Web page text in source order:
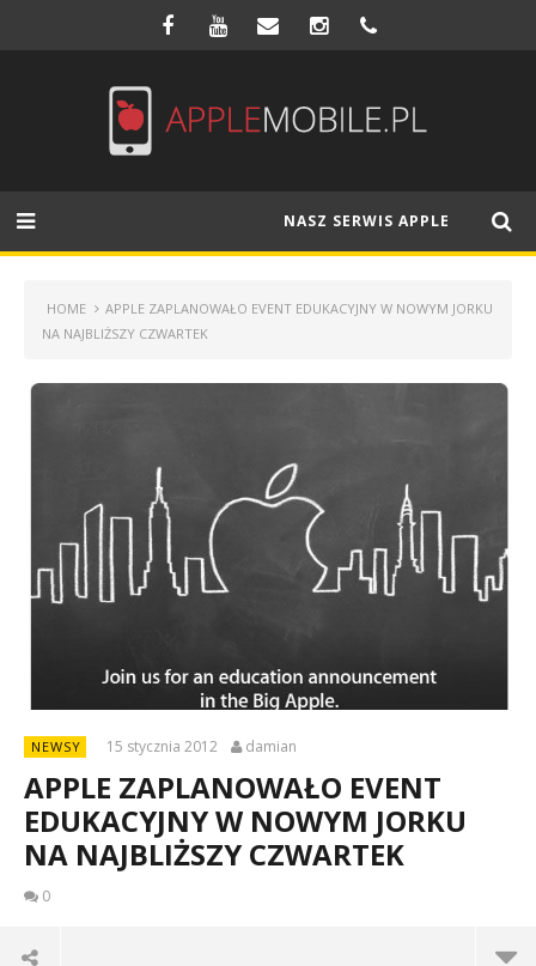
NASZ SERWIS APPLE
HOME
APPLE ZAPLANOWAŁO EVENT EDUKACYJNY W NOWYM JORKU
NA NAJBLIŻSZY CZWARTEK
NEWSY 15 stycznia 2012 damian
APPLE ZAPLANOWAŁO EVENT
EDUKACYJNY W NOWYM JORKU
NA NAJBLIŻSZY CZWARTEK
0